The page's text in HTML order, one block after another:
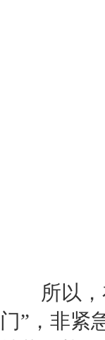
所以，在
门”，非紧